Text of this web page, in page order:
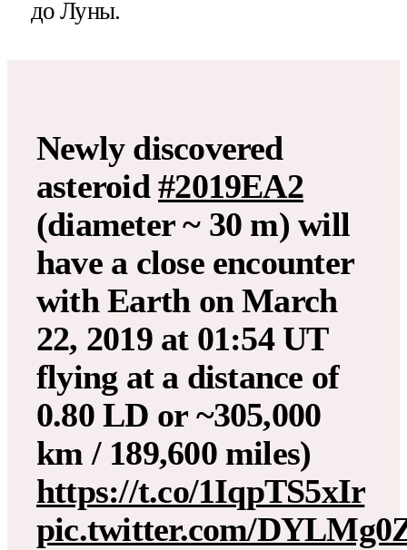
до Луны.
Newly discovered
asteroid#2019EA2
(diameter ~ 30 m) will
have a close encounter
with Earth on March
22, 2019 at 01:54 UT
flying at a distance of
0.80 LD or ~305,000
km / 189,600 miles)
https://t.co/1IqpTS5xIr
pic.twitter.com/